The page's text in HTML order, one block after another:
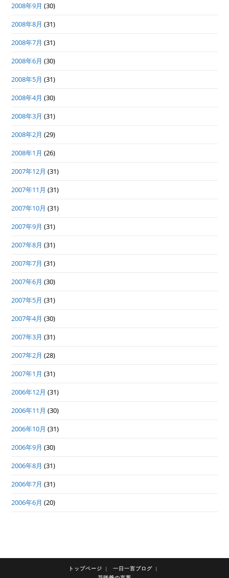
2008年9月 (30)
2008年8月 (31)
2008年7月 (31)
2008年6月 (30)
2008年5月 (31)
2008年4月 (30)
2008年3月 (31)
2008年2月 (29)
2008年1月 (26)
2007年12月 (31)
2007年11月 (31)
2007年10月 (31)
2007年9月 (31)
2007年8月 (31)
2007年7月 (31)
2007年6月 (30)
2007年5月 (31)
2007年4月 (30)
2007年3月 (31)
2007年2月 (28)
2007年1月 (31)
2006年12月 (31)
2006年11月 (30)
2006年10月 (31)
2006年9月 (30)
2006年8月 (31)
2006年7月 (31)
2006年6月 (20)
トップページ
一日一言ブログ